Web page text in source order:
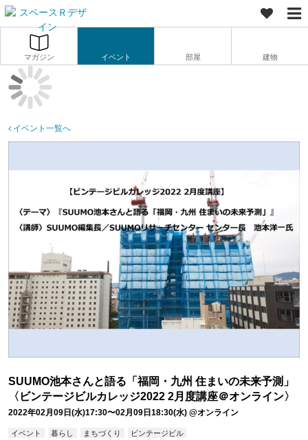
マガジン イベント 部屋 建物
イベント一覧へ
SUUMO池本さんと語る「福岡・九州 住まいの未来予測」
〈ビンテージビルカレッジ2022 2月度講座＠オンライン〉
2022年02月09日(水)17:30〜02月09日18:30(水) @オンライン
イベント 暮らし まちづくり ビンテージビル